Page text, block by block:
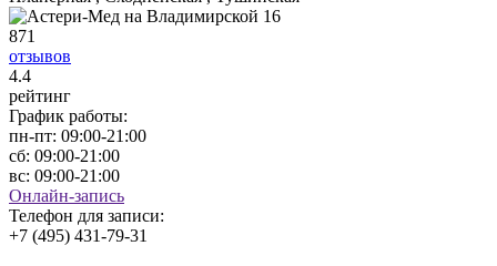
871
отзывов
4.4
рейтинг
График работы:
пн-пт: 09:00-21:00
сб: 09:00-21:00
вс: 09:00-21:00
Онлайн-запись
Телефон для записи:
+7 (495) 431-79-31